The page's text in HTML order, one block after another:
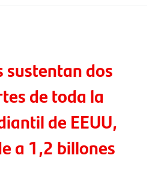
sustentan dos
de toda la
de EEUU,
a 1,2 billones